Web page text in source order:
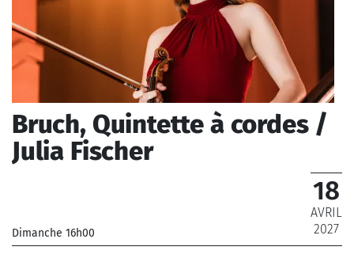
Bruch, Quintette à cordes /
Julia Fischer
Dimanche 16h00
18
AVRIL
2027